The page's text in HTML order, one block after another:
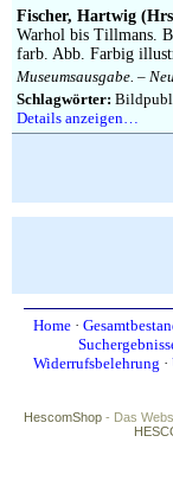
Fischer, Hartwig
Warhol bis Tillmans.
farb. Abb. Farbig
Museumsausgabe. –
Schlagwörter:
Details anzeigen…
Home·
Widerrufsbelehrung ·
HescomShop - Das